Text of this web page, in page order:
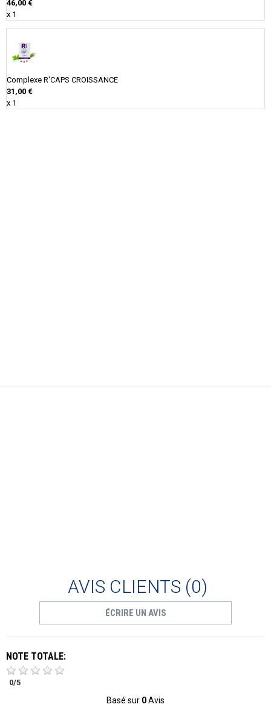
46,00 €
x 1
Complexe R'CAPS CROISSANCE
31,00 €
x 1
AVIS CLIENTS (0)
ÉCRIRE UN AVIS
NOTE TOTALE:
0/5
Basé sur 0Avis